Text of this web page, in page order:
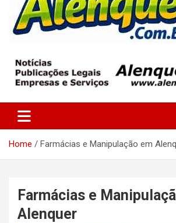
Portal Alenquer
Home Farmácias e Manipulação em
Farmácias e
Alenquer